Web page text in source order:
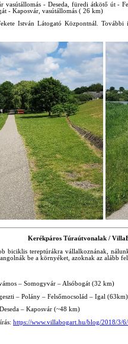
vasútállomás - Deseda, füredi átkötő út -
- Kaposvár, vasútállomás ( 26 km)
István Látogató Központnál. További
Kerékpáros Túraútvonalak /
biciklis tereptúrákra vállalkoznának,
be a környéket, azoknak az alább
– Somogyvár – Alsóbogát (32 km)
– Polány – Felsőmocsolád – Igal (63km)
– Kaposvár (~48 km)
https://www.villabogart.hu/blog/2018/3/